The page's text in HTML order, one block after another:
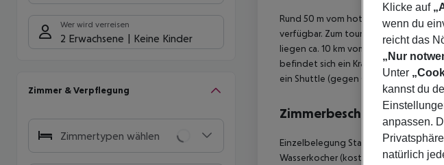
Wer wird verreisen
2 Erwachsene Keine Kinder
Zimmer & Verpflegung
Zimmertypen wählen
Rund 50 m vom hoteleigenen Sand-/
verfügbar. Zum touristischen Zentrum
liegen ca. 10 km vom Hotel. Zu den
befindet sich ein Krankenhaus in
ein Shuttle (gegen Gebühr). Ein
Zimmerbeschreibung
Einzelbelegung Standard Zimmer
Wasserkocher (kostenlos), Minibar
Klicke auf
wenn du
reicht das
„Nur
Unter
kannst du
anpassen.
natürlich